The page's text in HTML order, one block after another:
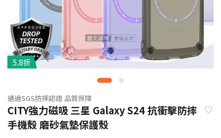
5.8折
通過SGS防摔認證 品質保障
CITY強力磁吸 三星 Galaxy S24 抗衝擊防摔
手機殼 磨砂氣墊保護殼